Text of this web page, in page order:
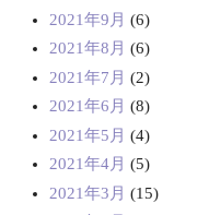
2021年9月 (6)
2021年8月 (6)
2021年7月 (2)
2021年6月 (8)
2021年5月 (4)
2021年4月 (5)
2021年3月 (15)